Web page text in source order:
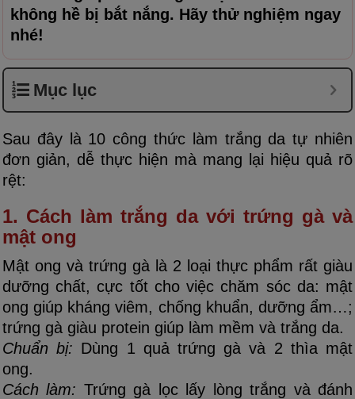
không hề bị bắt nắng. Hãy thử nghiệm ngay
nhé!
Mục lục
Sau đây là 10 công thức làm trắng da tự nhiên
đơn giản, dễ thực hiện mà mang lại hiệu quả rõ
rệt:
1. Cách làm trắng da với trứng gà và
mật ong
Mật ong và trứng gà là 2 loại thực phẩm rất giàu
dưỡng chất, cực tốt cho việc chăm sóc da: mật
ong giúp kháng viêm, chống khuẩn, dưỡng ẩm…;
trứng gà giàu protein giúp làm mềm và trắng da.
Chuẩn bị: Dùng 1 quả trứng gà và 2 thìa mật
ong.
Cách làm: Trứng gà lọc lấy lòng trắng và đánh